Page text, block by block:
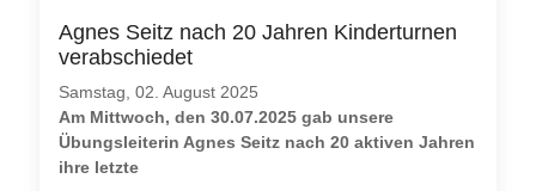
Agnes Seitz nach 20 Jahren Kinderturnen
verabschiedet
Samstag, 02. August 2025
Am Mittwoch, den 30.07.2025 gab unsere
Übungsleiterin Agnes Seitz nach 20 aktiven Jahren
ihre letzte